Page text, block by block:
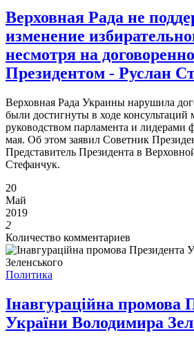
Верховная Рада не
изменение
несмотря на
Президентом - Руслан
Верховная Рада Украины нарушила
были достигнуты в ходе
руководством парламента и лидерами
мая. Об этом заявил Советник
Представитель Президента в
Стефанчук.
20
Май
2019
2
Количество комментариев
Политика
Інавгураційна промова
України Володимира